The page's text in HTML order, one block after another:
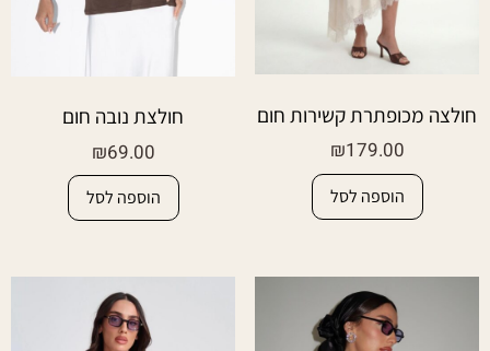
חולצה מכופתרת קשירות חום
₪179.00
הוספה לסל
חולצת נובה חום
₪69.00
הוספה לסל